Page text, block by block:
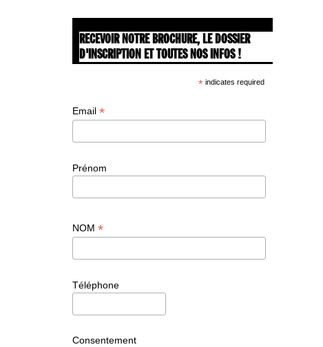
RECEVOIR NOTRE BROCHURE, LE DOSSIER
D'INSCRIPTION ET TOUTES NOS INFOS !
* indicates required
Email *
Prénom
NOM *
Téléphone
Consentement